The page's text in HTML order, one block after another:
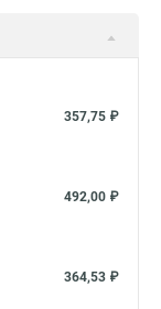
357,75 ₽
492,00 ₽
364,53 ₽